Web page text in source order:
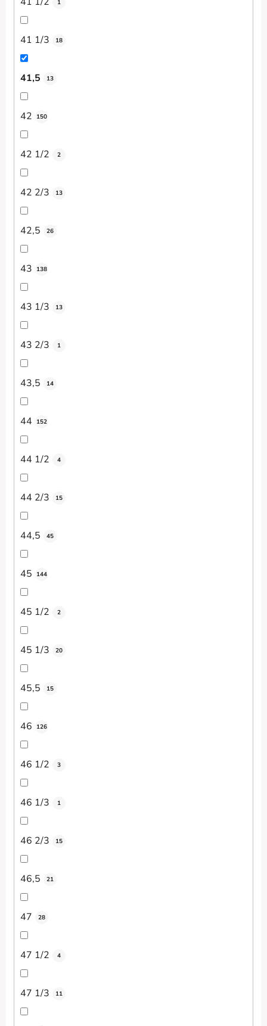
1
41 1/3 18
41,5 13
42 150
42 1/2 2
42 2/3 13
42,5 26
43 138
43 1/3 13
43 2/3 1
43,5 14
44 152
44 1/2 4
44 2/3 15
44,5 45
45 144
45 1/2 2
45 1/3 20
45,5 15
46 126
46 1/2 3
46 1/3 1
46 2/3 15
46,5 21
47 28
47 1/2 4
47 1/3 11